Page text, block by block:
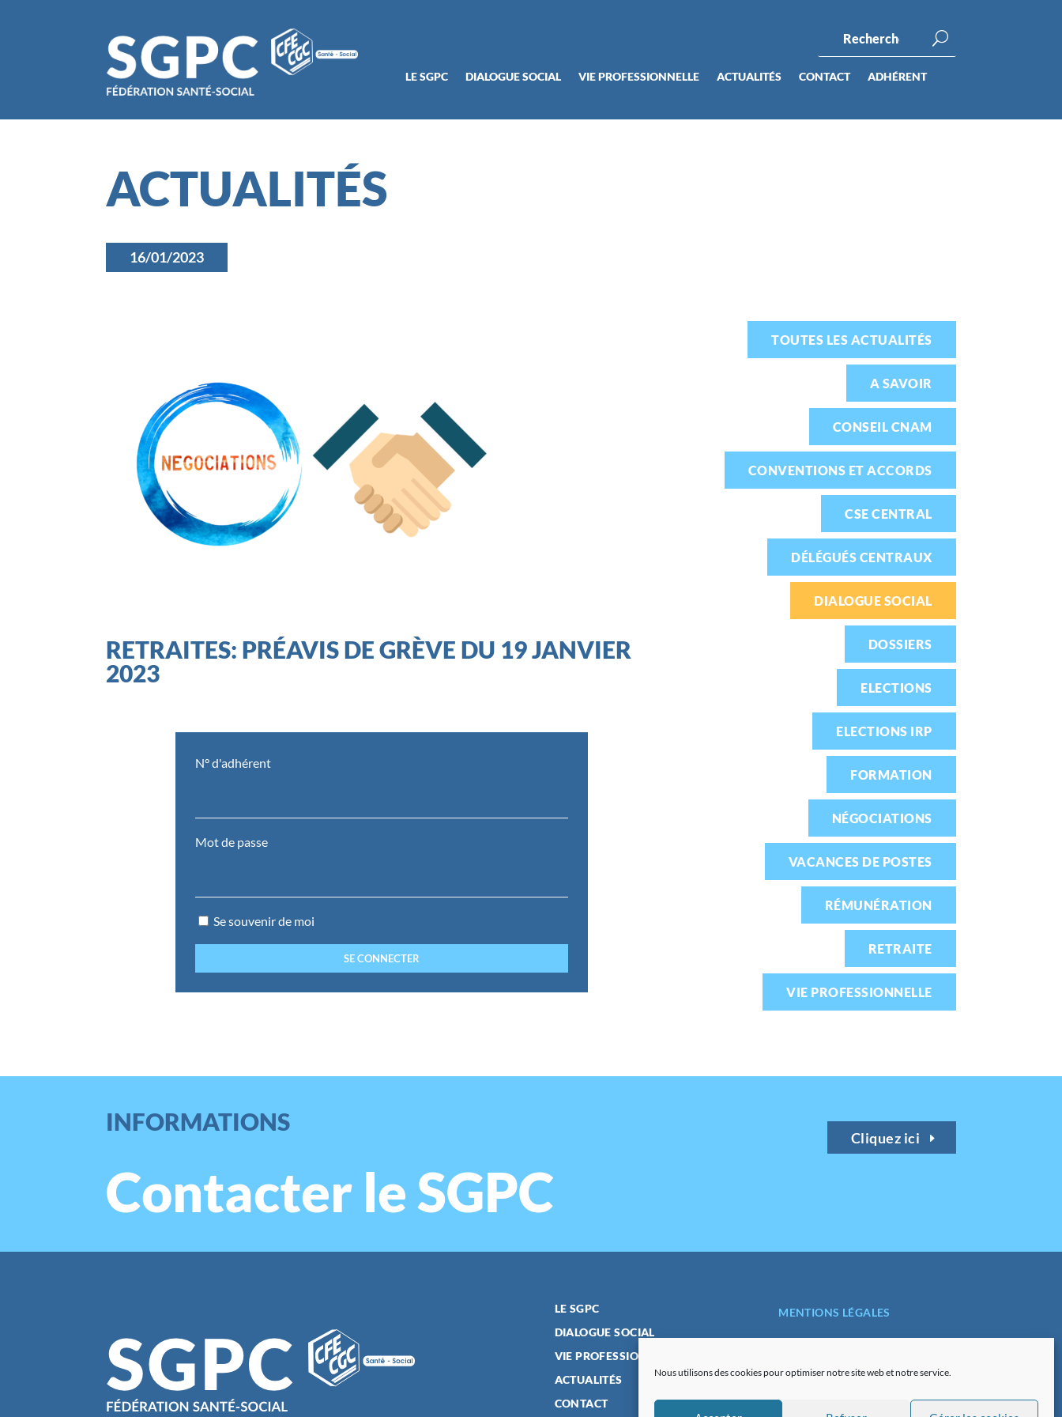
Nous utilisons des cookies pour optimiser notre site web et notre service.
LE SGPC DIALOGUE SOCIAL VIE PROFESSIONNELLE ACTUALITÉS CONTACT ADHÉRENT
ACTUALITÉS
16/01/2023
RETRAITES: PRÉAVIS DE GRÈVE DU 19 JANVIER
2023
N° d'adhérent
Mot de passe
Se souvenir de moi
TOUTES LES ACTUALITÉS
A SAVOIR
CONSEIL CNAM
CONVENTIONS ET ACCORDS
CSE CENTRAL
DÉLÉGUÉS CENTRAUX
DIALOGUE SOCIAL
DOSSIERS
ELECTIONS
ELECTIONS IRP
FORMATION
NÉGOCIATIONS
VACANCES DE POSTES
RÉMUNÉRATION
RETRAITE
VIE PROFESSIONNELLE
INFORMATIONS
Contacter le SGPC
Cliquez ici
LE SGPC
DIALOGUE SOCIAL
VIE PROFESSIONNELLE
ACTUALITÉS
CONTACT
MENTIONS LÉGALES